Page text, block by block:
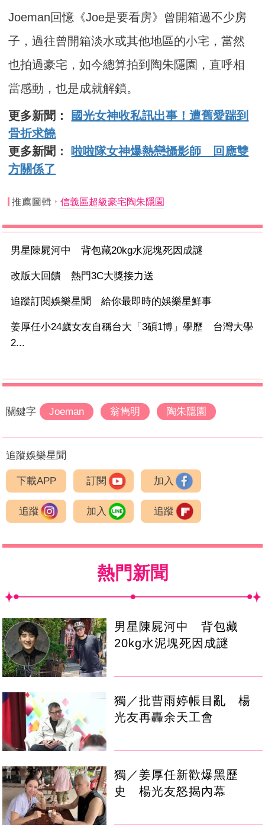
Joeman回憶《Joe是要看房》曾開箱過不少房
子，過往曾開箱淡水或其他地區的小宅，當然
也拍過豪宅，如今總算拍到陶朱隱園，直呼相
當感動，也是成就解鎖。
更多新聞：
國光女神收私訊出事！遭舊愛踹到
骨折求饒
更多新聞： 啦啦隊女神爆熱戀攝影師 回應雙
方關係了
推薦圖輯 信義區超級豪宅陶朱隱園
男星陳屍河中 背包藏20kg水泥塊死因成謎
改版大回饋 熱門3C大獎接力送
追蹤訂閱娛樂星聞 給你最即時的娛樂星鮮事
姜厚任小24歲女友自稱台大「3碩1博」學歷 台灣大學
2...
關鍵字 Joeman 翁雋明 陶朱隱園
追蹤娛樂星聞
下載APP 訂閱 加入
追蹤 加入 追蹤
熱門新聞
男星陳屍河中 背包藏
20kg水泥塊死因成謎
獨／批曹雨婷帳目亂 楊
光友再轟余天工會
獨／姜厚任新歡爆黑歷
史 楊光友怒揭內幕